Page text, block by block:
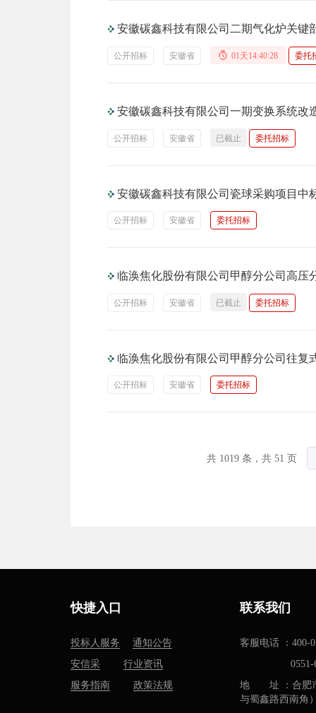
安徽碳鑫科技有限公司二期气化炉关键
公开招标 安徽省 01天14:40:27 委托
安徽碳鑫科技有限公司一期变换系统改
公开招标 安徽省 已截止 委托招标
安徽碳鑫科技有限公司瓷球采购项目中
公开招标 安徽省 委托招标
临涣焦化股份有限公司甲醇分公司高压
公开招标 安徽省 已截止 委托招标
临涣焦化股份有限公司甲醇分公司往复
公开招标 安徽省 委托招标
共 1019 条，共 51 页
快捷入口
投标人服务
通知公告
安信采
行业资讯
服务指南
政策法规
联系我们
客服电话 ：400-
0551-
地 址 ：合肥市
与蜀鑫路西南角